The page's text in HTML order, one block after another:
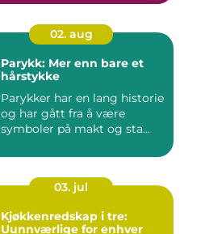
02. aug
Parykk: Mer enn bare et
hårstykke
Parykker har en lang historie
og har gått fra å være
symboler på makt og sta...
03. jul
Kjøkkenredskap i tre:
Uunnværlige for enhver